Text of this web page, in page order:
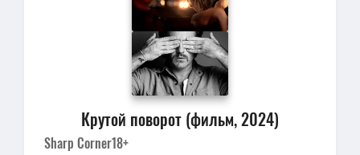
Крутой поворот (фильм, 2024)
Sharp Corner18+